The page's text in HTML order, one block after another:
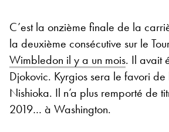
C’est la onzième finale de la
la deuxième consécutive sur le
Wimbledon il y a un mois. Il avait
Djokovic. Kyrgios sera le favori
Nishioka. Il n’a plus remporté de
2019… à Washington.